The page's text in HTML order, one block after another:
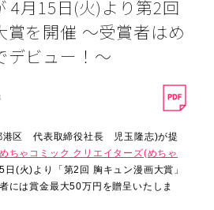
4月15日(火)より第2回
賞を開催 ～受賞者はめ
デビュー！～
港区 代表取締役社長 児玉隆志)が提
めちゃコミック クリエイターズ(めちゃ
(火)より「第2回 胸キュン漫画大賞」
には賞金最大50万円を贈呈いたしま